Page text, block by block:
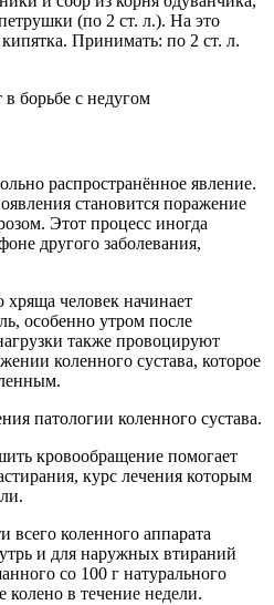
(по 2 ст. л.). На это
Принимать: по 2 ст. л.
распространённое явление.
становится поражение
Этот процесс иногда
другого заболевания,
хряща человек начинает
особенно утром после
также провоцируют
коленного сустава, которое
патологии коленного сустава.
кровообращение помогает
курс лечения которым
коленного аппарата
и для наружных втираний
со 100 г натурального
колено в течение недели.